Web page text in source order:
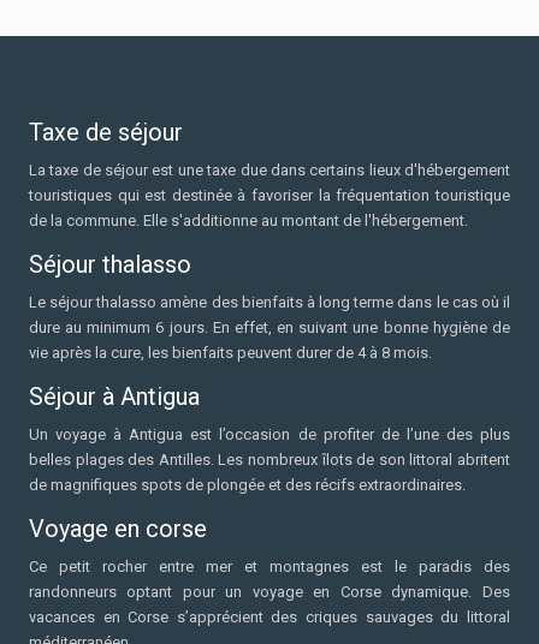
Taxe de séjour
La taxe de séjour est une taxe due dans certains lieux d'hébergement
touristiques qui est destinée à favoriser la fréquentation touristique
de la commune. Elle s'additionne au montant de l'hébergement.
Séjour thalasso
Le séjour thalasso amène des bienfaits à long terme dans le cas où il
dure au minimum 6 jours. En effet, en suivant une bonne hygiène de
vie après la cure, les bienfaits peuvent durer de 4 à 8 mois.
Séjour à Antigua
Un voyage à Antigua est l’occasion de profiter de l’une des plus
belles plages des Antilles. Les nombreux îlots de son littoral abritent
de magnifiques spots de plongée et des récifs extraordinaires.
Voyage en corse
Ce petit rocher entre mer et montagnes est le paradis des
randonneurs optant pour un voyage en Corse dynamique. Des
vacances en Corse s’apprécient des criques sauvages du littoral